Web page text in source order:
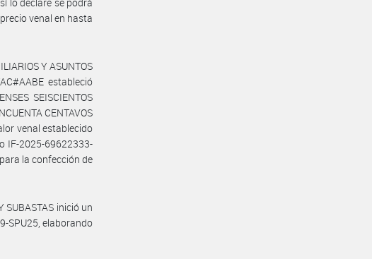
venal en hasta
Y ASUNTOS
estableció
SEISCIENTOS
CENTAVOS
venal establecido
IF-2025-69622333-
la confección de
SUBASTAS inició un
SPU25, elaborando